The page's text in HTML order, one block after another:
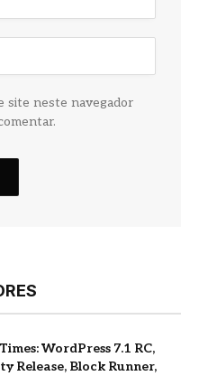
site neste navegador
WordPress 7.1 RC,
Release, Block Runner,